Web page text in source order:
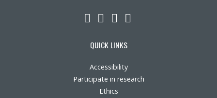
LinkedIn
YouTube
Twitter
QUICK LINKS
Accessibility
Participate in research
Ethics